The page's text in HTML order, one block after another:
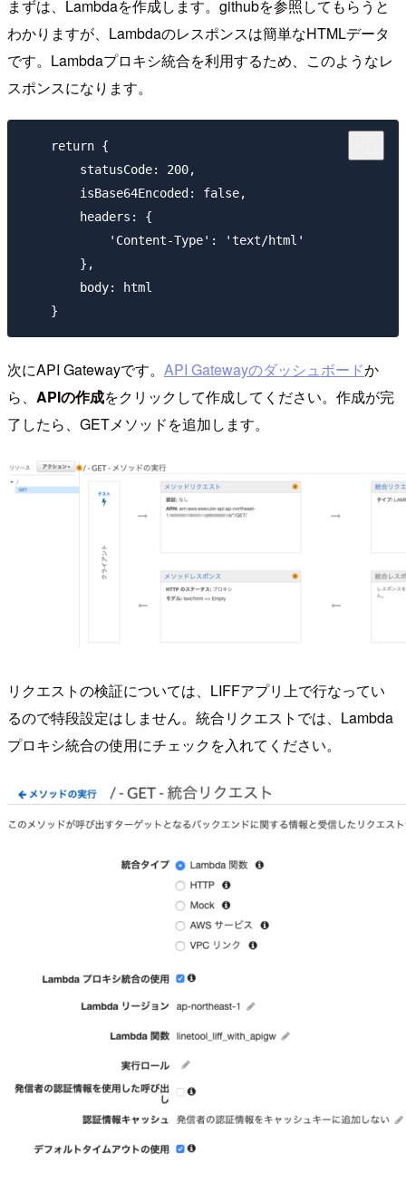
まずは、Lambdaを作成します。githubを参照してもらうと
わかりますが、Lambdaのレスポンスは簡単なHTMLデータ
です。Lambdaプロキシ統合を利用するため、このようなレ
スポンスになります。
    return {
        statusCode: 200,
        isBase64Encoded: false,
        headers: {
            'Content-Type': 'text/html'
        },
        body: html
次にAPI Gatewayです。 API Gatewayのダッシュボードか
ら、 APIの作成をクリックして作成してください。作成が完
了したら、GETメソッドを追加します。
リクエストの検証については、LIFFアプリ上で行なってい
るので特段設定はしません。統合リクエストでは、Lambda
プロキシ統合の使用にチェックを入れてください。